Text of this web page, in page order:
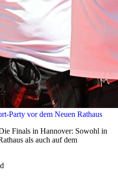
Party vor dem Neuen Rathaus
Finals in Hannover: Sowohl in
als auch auf dem